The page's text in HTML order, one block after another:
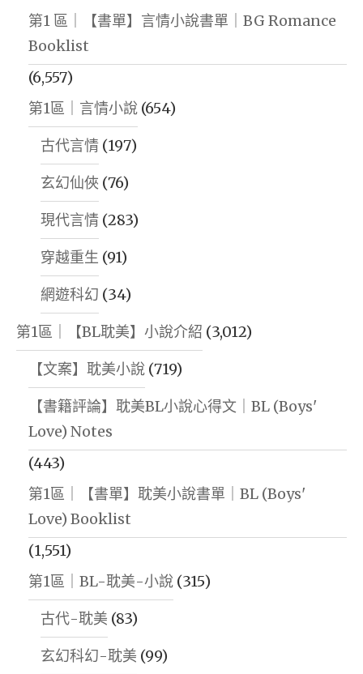
第1 區｜【書單】言情小說書單｜BG Romance
Booklist
(6,557)
第1區｜言情小說 (654)
古代言情 (197)
玄幻仙俠 (76)
現代言情 (283)
穿越重生 (91)
網遊科幻 (34)
第1區｜【BL耽美】小說介紹 (3,012)
【文案】耽美小說 (719)
【書籍評論】耽美BL小說心得文｜BL (Boys'
Love) Notes
(443)
第1區｜【書單】耽美小說書單｜BL (Boys'
Love) Booklist
(1,551)
第1區｜BL-耽美-小說 (315)
古代-耽美 (83)
玄幻科幻-耽美 (99)